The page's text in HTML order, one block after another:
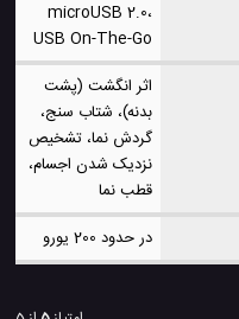
microUSB 2.0،
USB On-The-Go
اثر انگشت (پشت
بدنه)، شتاب سنج،
گردش نما، تشخیص
نزدیک شدن اجسام،
قطب نما
در حدود 200 یورو